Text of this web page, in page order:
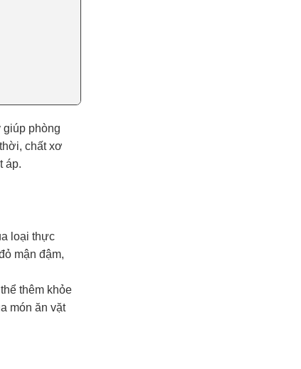
giúp phòng
chất xơ
áp.
loại thực
mận đậm,
thêm khỏe
món ăn vặt